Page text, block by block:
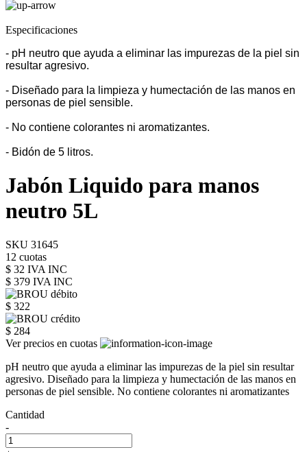
Especificaciones
- pH neutro que ayuda a eliminar las impurezas de la piel sin
resultar agresivo.
- Diseñado para la limpieza y humectación de las manos en
personas de piel sensible.
- No contiene colorantes ni aromatizantes.
- Bidón de 5 litros.
Jabón Liquido para manos
neutro 5L
SKU 31645
12 cuotas
$ 32 IVA INC
$ 379 IVA INC
$ 322
$ 284
Ver precios en cuotas
pH neutro que ayuda a eliminar las impurezas de la piel sin resultar
agresivo. Diseñado para la limpieza y humectación de las manos en
personas de piel sensible. No contiene colorantes ni aromatizantes
Cantidad
-